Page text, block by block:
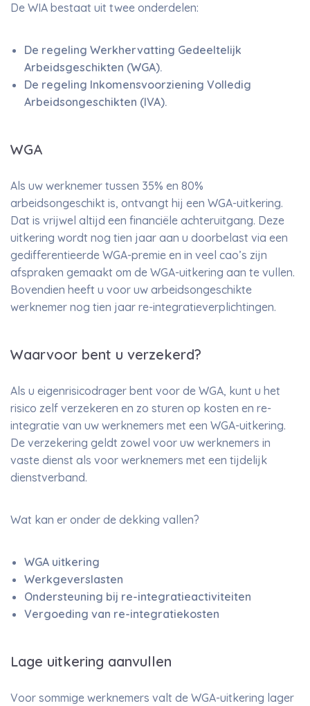
De WIA bestaat uit twee onderdelen:
De regeling Werkhervatting Gedeeltelijk
Arbeidsgeschikten (WGA).
De regeling Inkomensvoorziening Volledig
Arbeidsongeschikten (IVA).
WGA
Als uw werknemer tussen 35% en 80%
arbeidsongeschikt is, ontvangt hij een WGA-uitkering.
Dat is vrijwel altijd een financiële achteruitgang. Deze
uitkering wordt nog tien jaar aan u doorbelast via een
gedifferentieerde WGA-premie en in veel cao’s zijn
afspraken gemaakt om de WGA-uitkering aan te vullen.
Bovendien heeft u voor uw arbeidsongeschikte
werknemer nog tien jaar re-integratieverplichtingen.
Waarvoor bent u verzekerd?
Als u eigenrisicodrager bent voor de WGA, kunt u het
risico zelf verzekeren en zo sturen op kosten en re-
integratie van uw werknemers met een WGA-uitkering.
De verzekering geldt zowel voor uw werknemers in
vaste dienst als voor werknemers met een tijdelijk
dienstverband.
Wat kan er onder de dekking vallen?
WGA uitkering
Werkgeverslasten
Ondersteuning bij re-integratieactiviteiten
Vergoeding van re-integratiekosten
Lage uitkering aanvullen
Voor sommige werknemers valt de WGA-uitkering lager